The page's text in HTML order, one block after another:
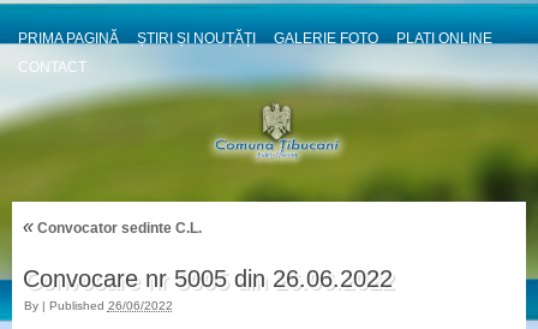
PRIMA PAGINĂ ȘTIRI ȘI NOUȚĂȚI GALERIE FOTO
PLATI ONLINE
CONTACT
«Convocator sedinte C.L.
Convocare nr 5005 din 26.06.2022
By | Published 26/06/2022